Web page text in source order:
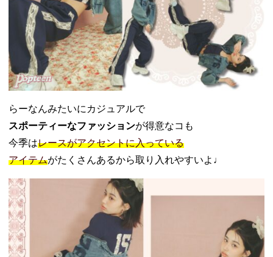
らーなんみたいにカジュアルで
スポーティーなファッションが得意なコも
今季はレースがアクセントに入っている
アイテムがたくさんあるから取り入れやすいよ♩